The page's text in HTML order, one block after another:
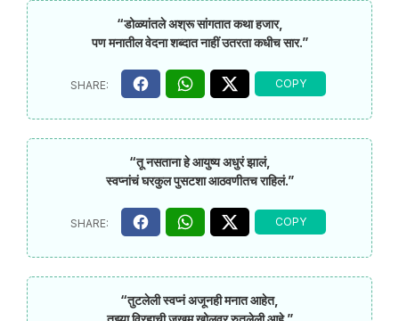
“डोळ्यांतले अश्रू सांगतात कथा हजार,
पण मनातील वेदना शब्दात नाहीं उतरता कधीच सार.”
“तू नसताना हे आयुष्य अधुरं झालं,
स्वप्नांचं घरकुल पुसटशा आठवणीतच राहिलं.”
“तुटलेली स्वप्नं अजूनही मनात आहेत,